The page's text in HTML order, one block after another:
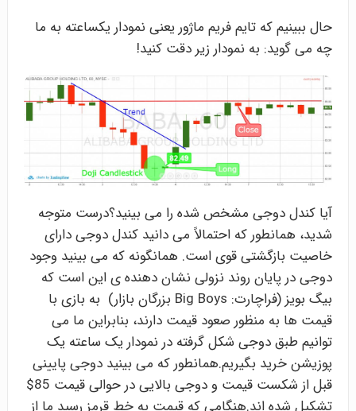
حال ببینیم که تایم فریم ماژور یعنی نمودار یکساعته به ما
چه می گوید: به نمودار زیر دقت کنید!
آیا کندل دوجی مشخص شده را می بینید؟درست متوجه
شدید، همانطور که احتمالاً می دانید کندل دوجی دارای
خاصیت بازگشتی قوی است. همانگونه که می بینید وجود
دوجی در پایان روند نزولی نشان دهنده ی این است که
بیگ بویز (فراچارت: Big Boys بزرگان بازار) به بازی با
قیمت ها به منظور صعود قیمت دارند، بنابراین ما می
توانیم طبق دوجی شکل گرفته در نمودار یک ساعته یک
پوزیشن خرید بگیریم.همانطور که می بینید دوجی پایینی
قبل از شکست قیمت و دوجی بالایی در حوالی قیمت 85$
تشکیل شده اند.هنگامی که قیمت به خط قرمز رسید ما از